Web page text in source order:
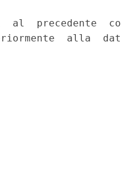
al  precedente
alla